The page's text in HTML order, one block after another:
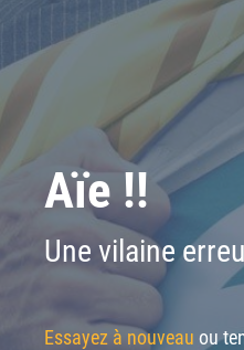
Aïe !!
Une vilaine
Essayez à nouveau ou